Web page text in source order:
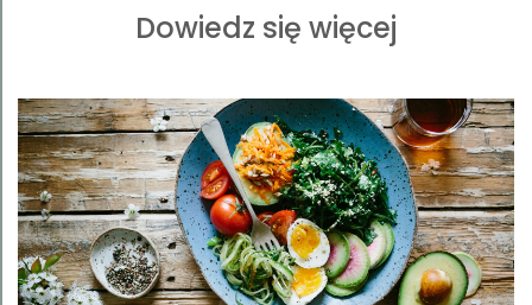
Dowiedz się więcej